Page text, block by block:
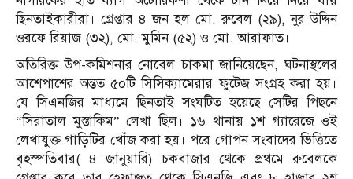
ছিনতাইকারীরা। গ্রেপ্তার ৪ জন হল মো. রুবেল (২৯), নুর উদ্দিন
ওরফে রিয়াজ (৩২), মো. মুমিন (৫২) ও মো. আরাফাত।
অতিরিক্ত উপ-কমিশনার নোবেল চাকমা জানিয়েছেন, ঘটনাস্থলের
আশেপাশের অন্তত ৫০টি সিসিক্যামেরার ফুটেজ সংগ্রহ করা হয়।
যে সিএনজির মাধ্যমে ছিনতাই সংঘটিত হয়েছে সেটির পিছনে
“সিরাতাল মুস্তাকিম” লেখা ছিল। ১৬ থানায় ১শ গ্যারেজে ওই
লেখাযুক্ত গাড়িটির খোঁজ করা হয়। পরে গোপন সংবাদের ভিত্তিতে
বৃহস্পতিবার( ৪ জানুয়ারি) চকবাজার থেকে প্রথমে রুবেলকে